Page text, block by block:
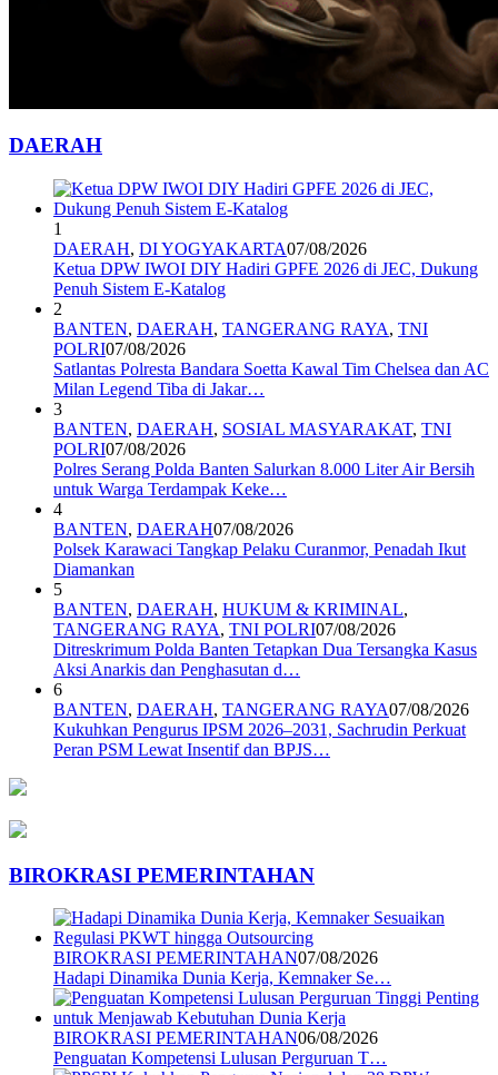
DAERAH
1
DAERAH, DI YOGYAKARTA07/08/2026
Ketua DPW IWOI DIY Hadiri GPFE 2026 di JEC, Dukung
Penuh Sistem E-Katalog
2
BANTEN, DAERAH, TANGERANG RAYA, TNI
POLRI07/08/2026
Satlantas Polresta Bandara Soetta Kawal Tim Chelsea dan AC
Milan Legend Tiba di Jakar…
3
BANTEN, DAERAH, SOSIAL MASYARAKAT, TNI
POLRI07/08/2026
Polres Serang Polda Banten Salurkan 8.000 Liter Air Bersih
untuk Warga Terdampak Keke…
4
BANTEN, DAERAH07/08/2026
Polsek Karawaci Tangkap Pelaku Curanmor, Penadah Ikut
Diamankan
5
BANTEN, DAERAH, HUKUM & KRIMINAL,
TANGERANG RAYA, TNI POLRI07/08/2026
Ditreskrimum Polda Banten Tetapkan Dua Tersangka Kasus
Aksi Anarkis dan Penghasutan d…
6
BANTEN, DAERAH, TANGERANG RAYA07/08/2026
Kukuhkan Pengurus IPSM 2026–2031, Sachrudin Perkuat
Peran PSM Lewat Insentif dan BPJS…
BIROKRASI PEMERINTAHAN
BIROKRASI PEMERINTAHAN07/08/2026
Hadapi Dinamika Dunia Kerja, Kemnaker Se…
BIROKRASI PEMERINTAHAN06/08/2026
Penguatan Kompetensi Lulusan Perguruan T…